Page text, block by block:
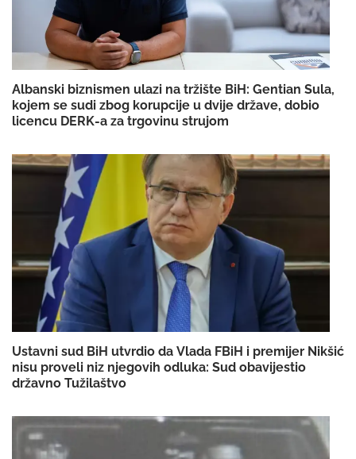
Albanski biznismen ulazi na tržište BiH: Gentian Sula,
kojem se sudi zbog korupcije u dvije države, dobio
licencu DERK-a za trgovinu strujom
Ustavni sud BiH utvrdio da Vlada FBiH i premijer Nikšić
nisu proveli niz njegovih odluka: Sud obavijestio
državno Tužilaštvo